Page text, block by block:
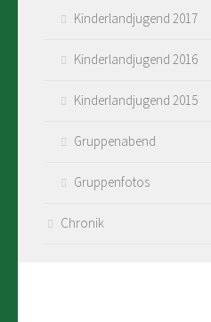
Kinderlandjugend 2017
Kinderlandjugend 2016
Kinderlandjugend 2015
Gruppenabend
Gruppenfotos
Chronik